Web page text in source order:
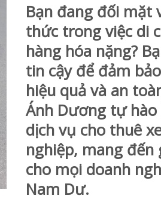
Bạn đang đối mặt
thức trong việc di
hàng hóa nặng?
tin cậy để đảm
hiệu quả và an
Ánh Dương tự hào
dịch vụ cho thuê
nghiệp, mang
cho mọi doanh
Nam Dư.